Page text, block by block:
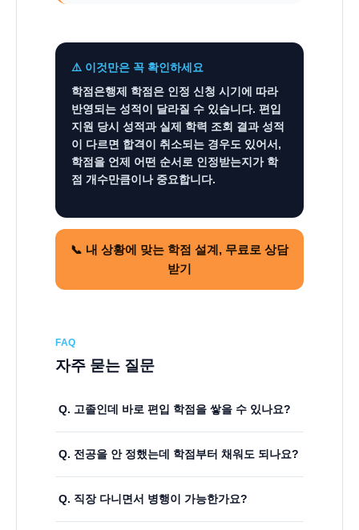
⚠️ 이것만은 꼭 확인하세요
학점은행제 학점은 인정 신청 시기에 따라
반영되는 성적이 달라질 수 있습니다. 편입
지원 당시 성적과 실제 학력 조회 결과 성적
이 다르면 합격이 취소되는 경우도 있어서,
학점을 언제 어떤 순서로 인정받는지 가 학
점 개수만큼이나 중요합니다.
📞 내 상황에 맞는 학점 설계, 무료로 상담
받기
FAQ
자주 묻는 질문
Q. 고졸인데 바로 편입 학점을 쌓을 수 있나요?
구나 등록해서 학점을 이수할 수 있고, 30학점 또
는 63학점을 채우면 그 자체로 방통대 편입 지원
자격이 됩니다.
Q. 전공을 안 정했는데 학점부터 채워도 되나요?
정되기 때문에 교양 과목만으로도 30학점, 63학
점을 채울 수 있습니다. 다만 이후 전공 선택이나
Q. 직장 다니면서 병행이 가능한가요?